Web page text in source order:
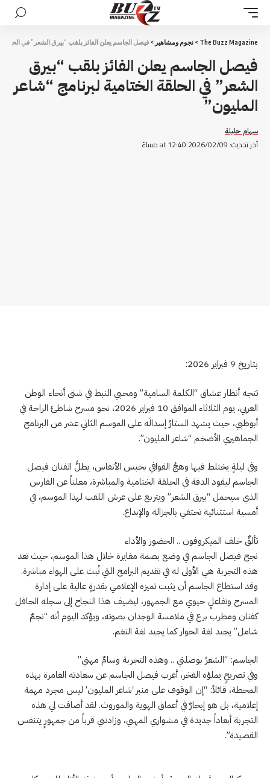
The Buzz Magazine
> نجوم ومشاهير > فيصل الجاسم يعلن الفائز بلقب “بيرق الشعر” في الحلقة
فيصل الجاسم يعلن الفائز بلقب “بيرق
الشعر” في الحلقة الختامية لبرنامج “شاعر
المليون”
آخر تحديث: 2026/02/09 at 12:40 مساءً
سهام حليلة
بتاريخ 9 فبراير 2026:
تتجه أنظار عشاق “الكلمة السامية” ومحبي النبط في شتى أنحاء الوطن
العربي، يوم الثلاثاء الموافق 10 فبراير 2026، نحو مسرح شاطئ الراحة في
أبوظبي، حيث يشهد الستارُ إسدالَه على الموسم الثاني عشر من البرنامج
الجماهيري الأضخم “شاعر المليون”.
وفي ليلةٍ يختلط فيها وهجُ القوافي بحبس الأنفاس، يطلُّ الفنان فيصل
الجاسم ليقود الدفة في الحلقة الختامية والمباشرة، معلناً عن الفارس
الذي سيحمل “بيرق الشعر” ويتربع على عرش اللقب لهذا الموسم، في
أمسية استثنائية تحتفي بالجزالة والإبداع.
تألقٌ خلف الميكروفون .. الحضور والأداء
نجح فيصل الجاسم في وضع بصمة مغايرة خلال هذا الموسم، حيث تعد
هذه التجربة هي الأولى له في تقديم البرامج التي تُبث على الهواء مباشرة.
وقد استطاع الجاسم أن يثبت تميزه الإعلامي بقدرةٍ عالية على إدارة
المسرح وتفاعلٍ حيوي مع الجمهور، ليضيف هذا النجاح إلى سجله الحافل
كفنان ومطرب برع في ملامسة الوجدان بصوته، ويؤكد اليوم أنه “نجمٌ
شامل” يجيد لغة الحوار كما يجيد لغة النغم.
الجاسم: “الشعرُ بوصلتي .. وهذه التجربة وسامٌ مهني”
وفي تصريحٍ يملؤه الفخر، أعرب فيصل الجاسم عن سعادته الغامرة بهذه
المحطة، قائلاً: “إن الوقوف على منبر ‘شاعر المليون’ ليس مجرد مهمة
إعلامية، بل هو إبحارٌ في أعماق الهوية والموروث. لقد أضافت لي هذه
التجربة أبعاداً جديدة في مشواري المهني، وزادتني قرباً من جمهورٍ يتنفس
القصيدة”.